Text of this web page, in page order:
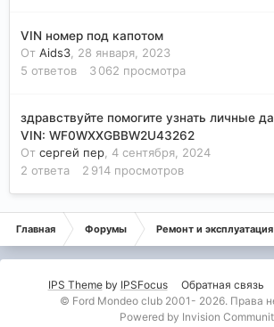
VIN номер под капотом
От Aids3 28 января, 2023
5 ответов 3 062 просмотра
здравствуйте помогите узнать личные
VIN: WF0WXXGBBW2U43262
От сергей пер 4 сентября, 2024
2 ответа 2 914 просмотров
Главная Форумы Ремонт и
IPS Themeby IPSFocus Обратная связь
© Ford Mondeo club 2001- 2026. Права
Powered by Invision